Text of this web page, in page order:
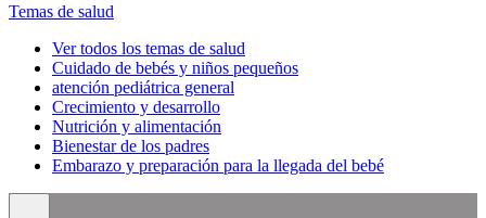
Temas de salud
Ver todos los temas de salud
Cuidado de bebés y niños pequeños
atención pediátrica general
Crecimiento y desarrollo
Nutrición y alimentación
Bienestar de los padres
Embarazo y preparación para la llegada del bebé